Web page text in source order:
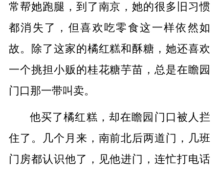
常帮她跑腿，到了南京，她的很多旧习惯
都消失了，但喜欢吃零食这一样依然如
故。除了这家的橘红糕和酥糖，她还喜欢
一个挑担小贩的桂花糖芋苗，总是在瞻园
门口那一带叫卖。
他买了橘红糕，却在瞻园门口被人拦
住了。几个月来，南前北后两道门，几班
门房都认识他了，见他进门，连忙打电话